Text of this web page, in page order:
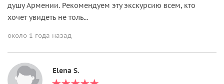
душу Армении. Рекомендуем эту экскурсию всем, кто
хочет увидеть не толь...
около 1 года назад
Elena S.